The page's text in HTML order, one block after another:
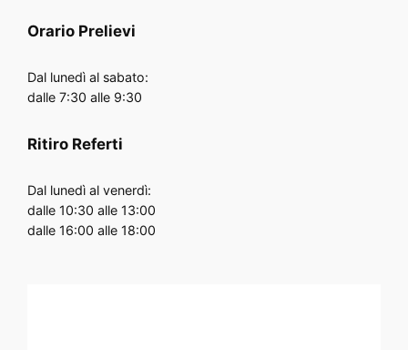
Orario Prelievi
Dal lunedì al sabato:
dalle 7:30 alle 9:30
Ritiro Referti
Dal lunedì al venerdì:
dalle 10:30 alle 13:00
dalle 16:00 alle 18:00